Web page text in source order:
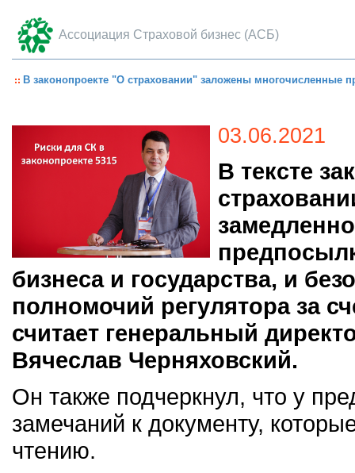
Ассоциация Страховой бизнес (АСБ)
В законопроекте "О страховании" заложены многочисленные
03.06.2021
В тексте
бизнеса и государства, и
полномочий регулятора за
считает генеральный
Вячеслав Черняховский.
Он также подчеркнул, что у
замечаний к документу,
чтению.